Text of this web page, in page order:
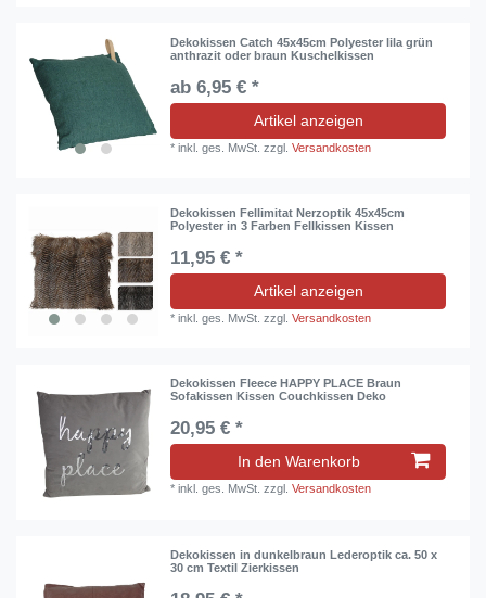
Dekokissen Catch 45x45cm Polyester lila grün
anthrazit oder braun Kuschelkissen
ab 6,95 € *
Artikel anzeigen
*inkl. ges. MwSt. zzgl.Versandkosten
Dekokissen Fellimitat Nerzoptik 45x45cm
Polyester in 3 Farben Fellkissen Kissen
11,95 € *
Artikel anzeigen
*inkl. ges. MwSt. zzgl.Versandkosten
Dekokissen Fleece HAPPY PLACE Braun
Sofakissen Kissen Couchkissen Deko
20,95 € *
In den Warenkorb
*inkl. ges. MwSt. zzgl.Versandkosten
Dekokissen in dunkelbraun Lederoptik ca. 50 x
30 cm Textil Zierkissen